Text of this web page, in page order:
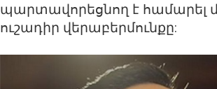
պարտավորեցնող է համարել
ուշադիր վերաբերմունքը: